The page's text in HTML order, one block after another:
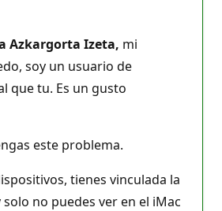
Azkargorta Izeta, mi
soy un usuario de
que tu. Es un gusto
este problema.
tienes vinculada la
no puedes ver en el iMac